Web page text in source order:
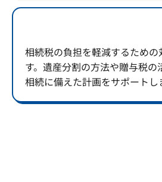
相続税の負担を軽減するための
す。遺産分割の方法や贈与税の
相続に備えた計画をサポートし